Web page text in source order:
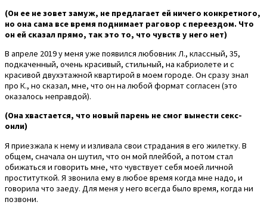
(Он ее не зовет замуж, не предлагает ей ничего конкретного,
но она сама все время поднимает раговор с переездом. Что
он ей сказал прямо, так это то, что чувств у него нет)
В апреле 2019 у меня уже появился любовник Л., классный, 35,
подкаченный, очень красивый, стильный, на кабриолете и с
красивой двухэтажной квартирой в моем городе. Он сразу знал
про К., но сказал, мне, что он на любой формат согласен (это
оказалось неправдой).
(Она хвастается, что новый парень не смог вынести секс-
онли)
Я приезжала к нему и изливала свои страдания в его жилетку. В
общем, сначала он шутил, что он мой плейбой, а потом стал
обижаться и говорить мне, что чувствует себя моей личной
проституткой. Я звонила ему в любое время когда мне надо, и
говорила что заеду. Для меня у него всегда было время, когда ни
позвони.